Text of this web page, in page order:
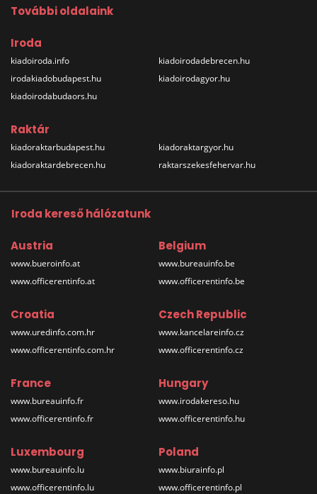
További oldalaink
Iroda
kiadoiroda.info
irodakiadobudapest.hu
kiadoirodabudaors.hu
kiadoirodadebrecen.hu
kiadoirodagyor.hu
Raktár
kiadoraktarbudapest.hu
kiadoraktardebrecen.hu
kiadoraktargyor.hu
raktarszekesfehervar.hu
Iroda kereső hálózatunk
Austria
www.bueroinfo.at
www.officerentinfo.at
Belgium
www.bureauinfo.be
www.officerentinfo.be
Croatia
www.uredinfo.com.hr
www.officerentinfo.com.hr
Czech Republic
www.kancelareinfo.cz
www.officerentinfo.cz
France
www.bureauinfo.fr
www.officerentinfo.fr
Hungary
www.irodakereso.hu
www.officerentinfo.hu
Luxembourg
www.bureauinfo.lu
www.officerentinfo.lu
Poland
www.biurainfo.pl
www.officerentinfo.pl